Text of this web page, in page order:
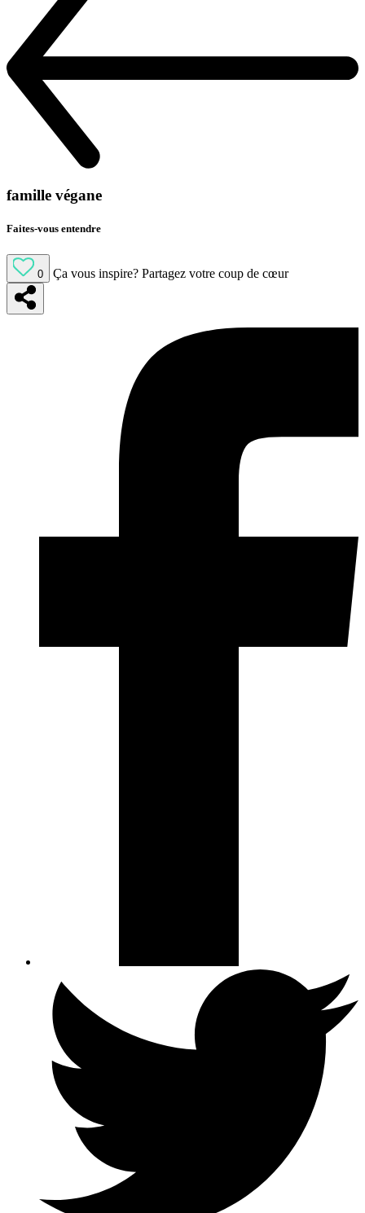
famille végane
Faites-vous entendre
0 Ça vous inspire? Partagez votre coup de cœur